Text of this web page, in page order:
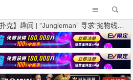
克】趣闻 | “Jungleman” 寻求“抛物线式积极变化”